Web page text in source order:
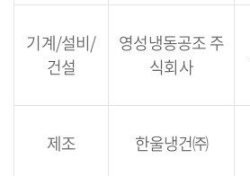
기계/설비/
건설
영성냉동공조 주
식회사
제조 한울냉건㈜